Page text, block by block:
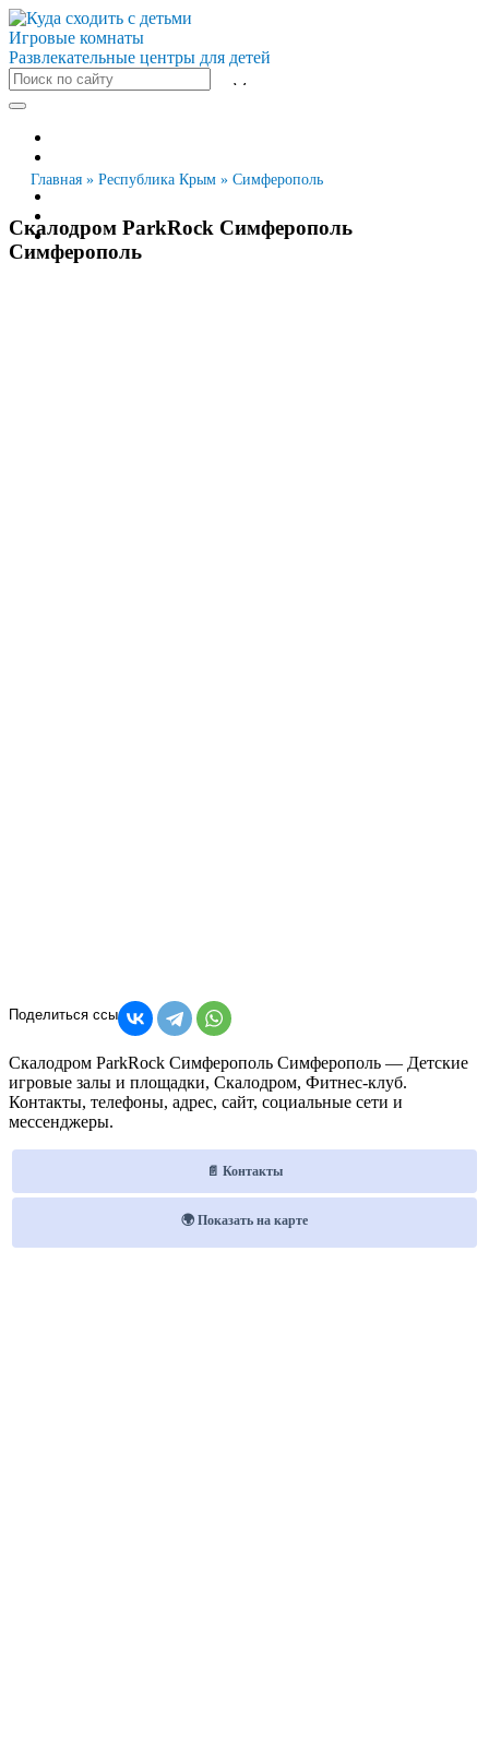
Игровые комнаты
Развлекательные центры для детей
Санкт-Петербург
Казань
Главная » Республика Крым » Симферополь
Скалодром ParkRock Симферополь
Симферополь
Скалодром ParkRock Симферополь Симферополь — Детские
игровые залы и площадки, Скалодром, Фитнес-клуб.
Контакты, телефоны, адрес, сайт, социальные сети и
мессенджеры.
📄 Контакты
🌍 Показать на карте